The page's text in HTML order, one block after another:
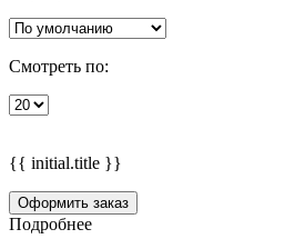
Смотреть по:
{{ initial.title }}
Оформить заказ
Подробнее